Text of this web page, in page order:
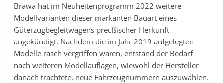
Brawa hat im Neuheitenprogramm 2022 weitere
Modellvarianten dieser markanten Bauart eines
Güterzugbegleitwagens preußischer Herkunft
angekündigt. Nachdem die im Jahr 2019 aufgelegten
Modelle rasch vergriffen waren, entstand der Bedarf
nach weiteren Modellauflagen, wiewohl der Hersteller
danach trachtete, neue Fahrzeugnummern auszuwählen.